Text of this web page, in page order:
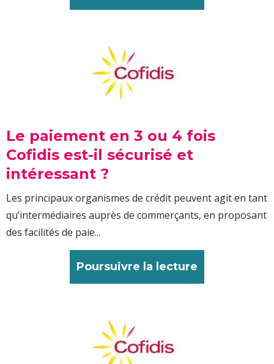
Le paiement en 3 ou 4 fois
Cofidis est-il sécurisé et
intéressant ?
Les principaux organismes de crédit peuvent agit en tant
qu’intermédiaires auprès de commerçants, en proposant
des facilités de paie...
Poursuivre la lecture